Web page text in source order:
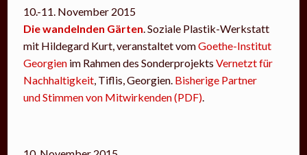
10.-11. November 2015
Die wandelnden Gärten . Soziale Plastik-Werkstatt
mit Hildegard Kurt, veranstaltet vomGoethe-Institut
Georgien im Rahmen des SonderprojektsVernetzt für
Nachhaltigkeit , Tiflis, Georgien. Bisherige Partner
und Stimmen von Mitwirkenden (PDF)